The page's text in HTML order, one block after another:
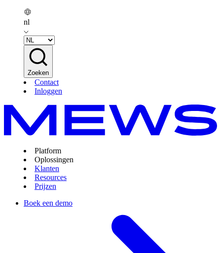
nl
Zoeken
Contact
Inloggen
Platform
Oplossingen
Klanten
Resources
Prijzen
Boek een demo